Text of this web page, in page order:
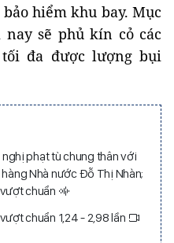
hiểm khu bay. Mục
sẽ phủ kín cỏ các
đa được lượng bụi
phạt tù chung thân với
Nhà nước Đỗ Thị Nhàn;
chuẩn
chuẩn 1,24 - 2,98 lần